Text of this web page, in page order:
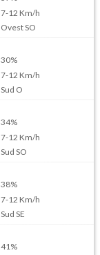
7-12 Km/h
Ovest SO
30%
7-12 Km/h
Sud O
34%
7-12 Km/h
Sud SO
38%
7-12 Km/h
Sud SE
41%